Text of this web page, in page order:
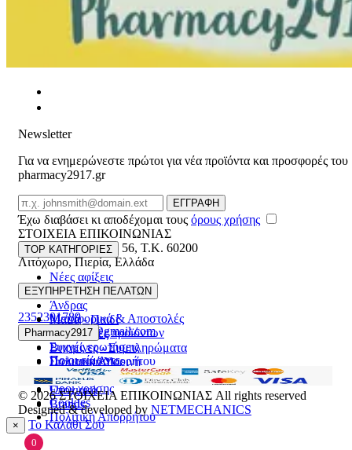
Newsletter
Για να ενημερώνεστε πρώτοι για νέα προϊόντα και προσφορές του
pharmacy2917.gr
Email
ΕΓΓΡΑΦΗ
Έχω διαβάσει κι αποδέχομαι τους όρους χρήσης
ΣΤΟΙΧΕΙΑ ΕΠΙΚΟΙΝΩΝΙΑΣ
Βασ. Κωνσταντίνου 56, T.K. 60200
Λιτόχωρο,Πιερία,Ελλάδα
ΓΕΜΗ:165892448000
2352301789
pharmacy2917@gmail.com
TOP ΚΑΤΗΓΟΡΙΕΣ
Νέες αφίξεις
Γυναίκα
Άνδρας
Μαμά - Παιδί
Προσφορές
Βιταμίνες - Συμπληρώματα
Στοματική Υγιεινή
Πρόσωπο
Εποχιακά
Brands
ΕΞΥΠΗΡΕΤΗΣΗ ΠΕΛΑΤΩΝ
Μεταφορικά & Αποστολές
Επιστροφές προϊόντων
Συχνές ερωτήσεις
Πολιτική Απορρήτου
Pharmacy2917
Ποιοι είμαστε
Επικοινωνία
Όροι χρήσης
Cookies
Πολιτική Απορρήτου
© 2026ΣΤΟΙΧΕΙΑ ΕΠΙΚΟΙΝΩΝΙΑΣ All rights reserved
Designed & developed by NETMECHANICS
× Το Καλάθι Σου
0